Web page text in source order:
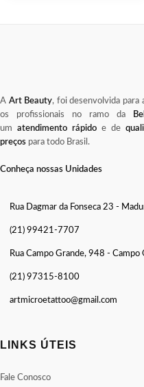
A Art Beauty, foi desenvolvida para
os profissionais no ramo da
um atendimento rápido e de
preços para todo Brasil.
Conheça nossas Unidades
Rua Dagmar da Fonseca 23 -
(21) 99421-7707
Rua Campo Grande, 948 - Campo
(21) 97315-8100
artmicroetattoo@gmail.com
LINKS ÚTEIS
Fale Conosco